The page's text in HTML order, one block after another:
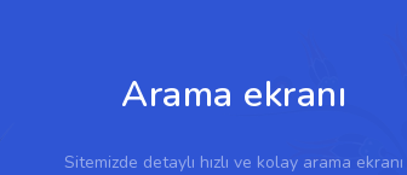
Arama ekranı
Sitemizde detaylı hızlı ve kolay arama ekranı